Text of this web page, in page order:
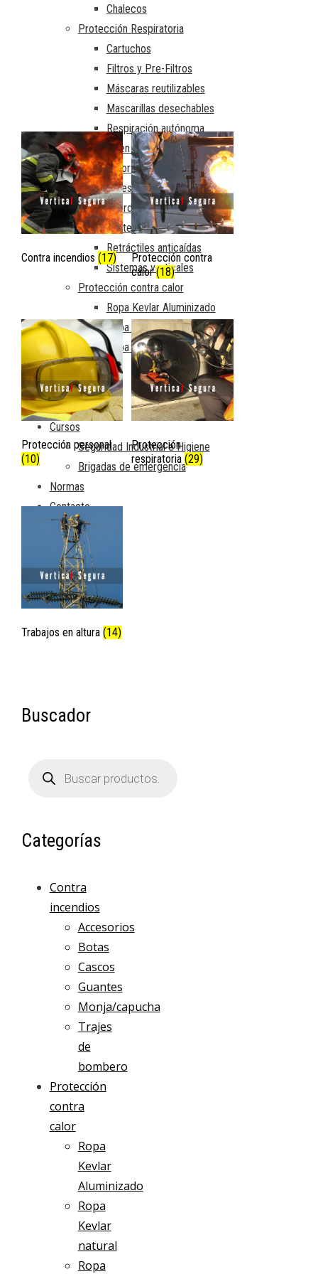
Chalecos
Protección Respiratoria
Cartuchos
Filtros y Pre-Filtros
Máscaras reutilizables
Mascarillas desechables
Respiración autónoma
Trabajos en altura
Amortiguadores de caída
Arneses
Cuerda estática
Protección para cabeza
Retráctiles anticaídas
Sistemas verticales
Protección contra calor
Ropa Kevlar Aluminizado
Ropa Rayón Aluminizado
Ropa Kevlar natural
Instalaciones
Travsmart
Travsafe
Cursos
Seguridad Industrial e Higiene
Brigadas de emergencia
Normas
Contacto
Carrito
Contra incendios (17)
Protección contra
calor(18)
Protección personal
(10)
Protección
respiratoria(29)
Trabajos en altura (14)
Buscador
productos
Categorías
Contra
incendios
Accesorios
Botas
Cascos
Guantes
Monja/capucha
Trajes
de
bombero
Protección
contra
calor
Ropa
Kevlar
Aluminizado
Ropa
Kevlar
natural
Ropa